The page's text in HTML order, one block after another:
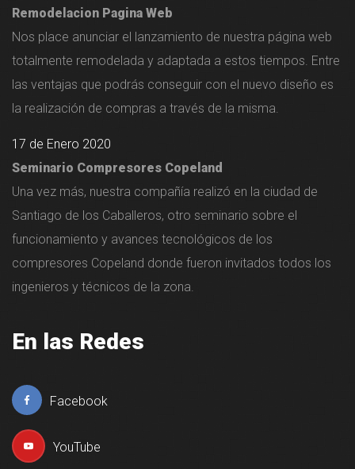
Remodelacion Pagina Web
Nos place anunciar el lanzamiento de nuestra página web
totalmente remodelada y adaptada a estos tiempos. Entre
las ventajas que podrás conseguir con el nuevo diseño es
la realización de compras a través de la misma.
17 de Enero 2020
Seminario Compresores Copeland
Una vez más, nuestra compañía realizó en la ciudad de
Santiago de los Caballeros, otro seminario sobre el
funcionamiento y avances tecnológicos de los
compresores Copeland donde fueron invitados todos los
ingenieros y técnicos de la zona.
En las Redes
Facebook
YouTube